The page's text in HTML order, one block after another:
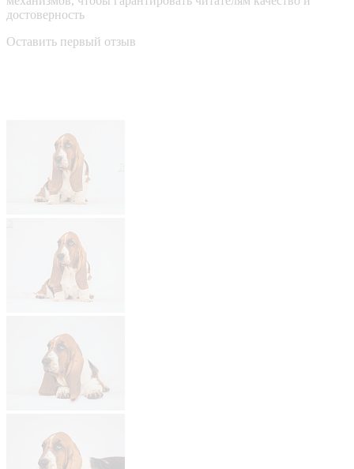
достоверность
Оставить первый отзыв